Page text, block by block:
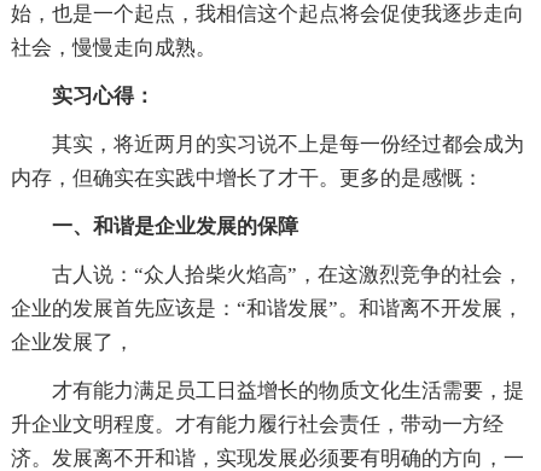
始，也是一个起点，我相信这个起点将会促使我逐步走向
社会，慢慢走向成熟。
实习心得：
其实，将近两月的实习说不上是每一份经过都会成为
内存，但确实在实践中增长了才干。更多的是感慨：
一、和谐是企业发展的保障
古人说：“众人拾柴火焰高”，在这激烈竞争的社会，
企业的发展首先应该是：“和谐发展”。和谐离不开发展，
企业发展了，
才有能力满足员工日益增长的物质文化生活需要，提
升企业文明程度。才有能力履行社会责任，带动一方经
济。发展离不开和谐，实现发展必须要有明确的方向，一